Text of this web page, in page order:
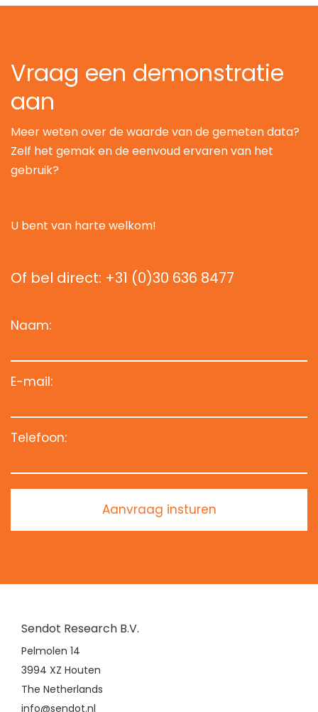
Vraag een demonstratie
aan
Meer weten over de waarde van de gemeten data?
Zelf het gemak en de eenvoud ervaren van het
gebruik?
U bent van harte welkom!
Of bel direct: +31 (0)30 636 8477
Naam:
E-mail:
Telefoon:
Aanvraag insturen
Sendot Research B.V.
Pelmolen 14
3994 XZ Houten
The Netherlands
info@sendot.nl